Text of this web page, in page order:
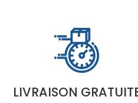
LIVRAISON